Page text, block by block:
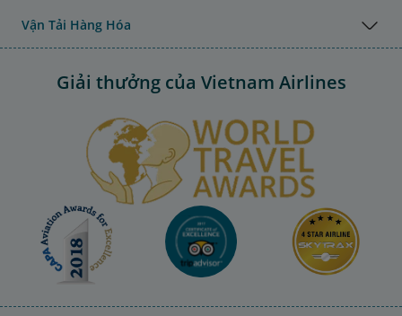
Vận Tải Hàng Hóa
Giải thưởng của Vietnam Airlines